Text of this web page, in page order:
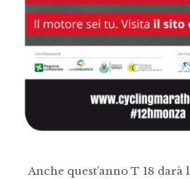
Anche quest’anno T 18 darà